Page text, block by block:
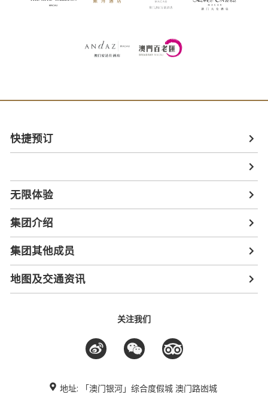
快捷预订
无限体验
集团介绍
集团其他成员
地图及交通资讯
关注我们
地址: 「澳门银河」综合度假城 澳门路凼城